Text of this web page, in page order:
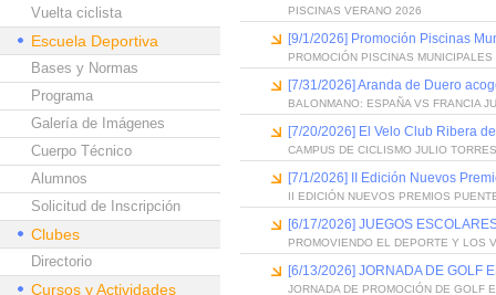
Vuelta ciclista
Escuela Deportiva
Bases y Normas
Programa
Galería de Imágenes
Cuerpo Técnico
Alumnos
Solicitud de Inscripción
Clubes
Directorio
Cursos y Actividades
PISCINAS VERANO 2026
[9/1/2026] Promoción Piscinas
PROMOCIÓN PISCINAS
[7/31/2026] Aranda de Duero
BALONMANO: ESPAÑA VS FRANCIA
[7/20/2026] El Velo Club Ribera
CAMPUS DE CICLISMO JULIO
[7/1/2026] II Edición Nuevos
II EDICIÓN NUEVOS PREMIOS
[6/17/2026] JUEGOS
PROMOVIENDO EL DEPORTE Y LOS
[6/13/2026] JORNADA DE GOLF
JORNADA DE PROMOCIÓN DE GOLF